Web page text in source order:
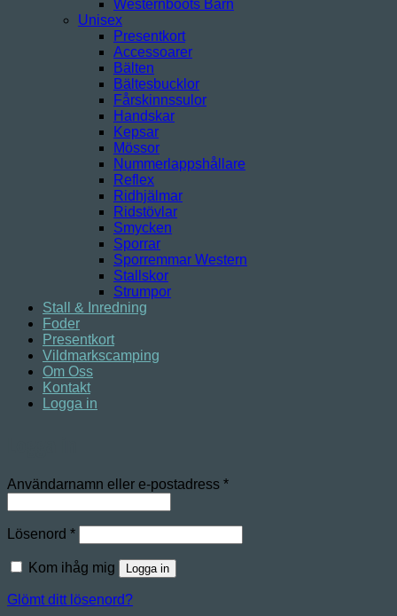
Westernboots Barn
Unisex
Presentkort
Accessoarer
Bälten
Bältesbucklor
Fårskinnssulor
Handskar
Kepsar
Mössor
Nummerlappshållare
Reflex
Ridhjälmar
Ridstövlar
Smycken
Sporrar
Sporremmar Western
Stallskor
Strumpor
Stall & Inredning
Foder
Presentkort
Vildmarkscamping
Om Oss
Kontakt
Logga in
Användarnamn eller e-postadress *Obligatoriskt
Lösenord *Obligatoriskt
Kom ihåg mig Logga in
Glömt ditt lösenord?